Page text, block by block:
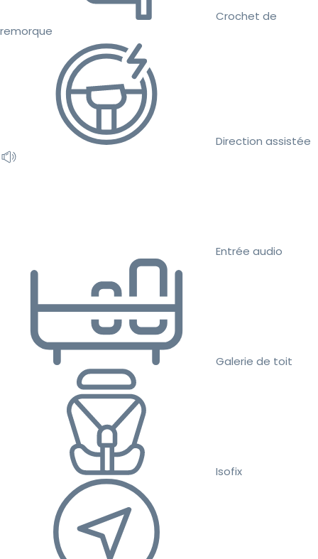
Crochet de
remorque
Direction assistée
Entrée audio
Galerie de toit
Isofix